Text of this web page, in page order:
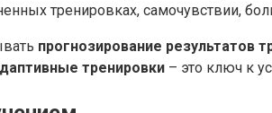
тренировках, самочувствии,
прогнозирование результатов
тренировки – это ключ к